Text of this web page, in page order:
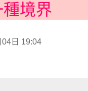
境界
日 19:04